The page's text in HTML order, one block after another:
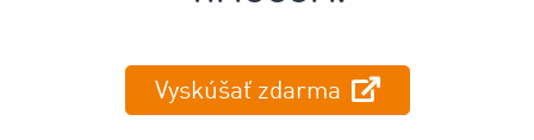
Vyskúšať zdarma